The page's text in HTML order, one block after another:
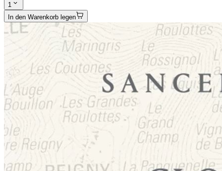
1
In den Warenkorb legen